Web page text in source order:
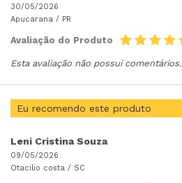
30/05/2026
Apucarana / PR
Avaliação do Produto
Esta avaliação não possui comentários.
Eu recomendo este produto
Leni Cristina Souza
09/05/2026
Otacilio costa / SC